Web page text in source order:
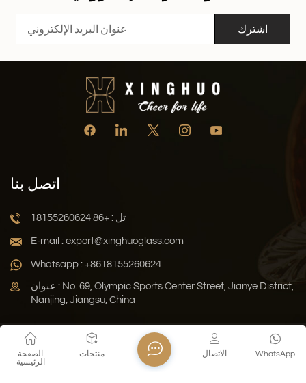
اشترك
اتصل بنا
تل : +86 18155260624
E-mail : export@xinghuoglass.com
Whatsapp : +8618155260624
عنوان : No. 69, Olympic Sports Center Street, Jianye District,
Nanjing, Jiangsu, China
Xml سياسة الخصوصية المدونة
خريطة الموقع
حقوق النشر © 2026 Jiangsu Xinghuo Technology Co., Ltd. جميع
الصفحة
الرئيسية
منتجات WhatsApp الاتصال